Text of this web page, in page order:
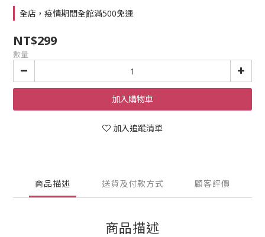
全店，疫情期間全館滿500免運
NT$299
數量
加入購物車
加入追蹤清單
商品描述 送貨及付款方式 顧客評價
商品描述